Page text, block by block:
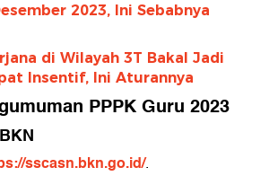
2023, Ini Sebabnya
di Wilayah 3T Bakal Jadi
Insentif, Ini Aturannya
PPPK Guru 2023
sscasn.bkn.go.id/.